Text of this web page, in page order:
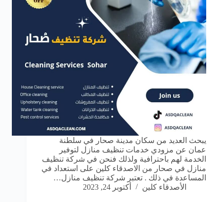
يبحث العديد من سكان مدينة صحار في سلطنة
عمان عن مزودي خدمات تنظيف منازل لتوفير
الخدمة لهم باحترافية ولذلك فنحن في شركة تنظيف
منازل في صحار من الاصدقاء كلين على استعداد في
المساعدة في ذلك . تعتبر شركة تنظيف منازل…
الأصدقاء كلين
أكتوبر 24, 2023